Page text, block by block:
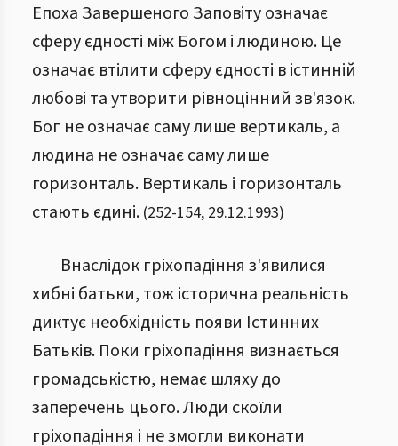
Епоха Завершеного Заповіту означає
сферу єдності між Богом і людиною. Це
означає втілити сферу єдності в істинній
любові та утворити рівноцінний зв'язок.
Бог не означає саму лише вертикаль, а
людина не означає саму лише
горизонталь. Вертикаль і горизонталь
стають єдині. (252-154, 29.12.1993)
Внаслідок гріхопадіння з'явилися
хибні батьки, тож історична реальність
диктує необхідність появи Істинних
Батьків. Поки гріхопадіння визнається
громадськістю, немає шляху до
заперечень цього. Люди скоїли
гріхопадіння і не змогли виконати